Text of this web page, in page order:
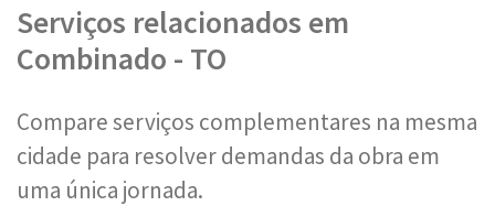
Serviços relacionados em
Combinado - TO
Compare serviços complementares na mesma
cidade para resolver demandas da obra em
uma única jornada.